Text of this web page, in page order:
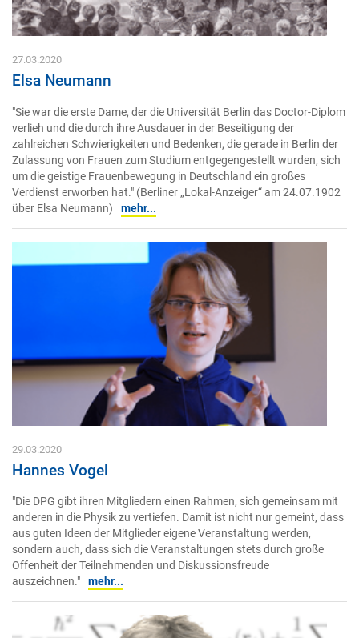
27.03.2020
Elsa Neumann
"Sie war die erste Dame, der die Universität Berlin das Doctor-Diplom
verlieh und die durch ihre Ausdauer in der Beseitigung der
zahlreichen Schwierigkeiten und Bedenken, die gerade in Berlin der
Zulassung von Frauen zum Studium entgegengestellt wurden, sich
um die geistige Frauenbewegung in Deutschland ein großes
Verdienst erworben hat." (Berliner „Lokal-Anzeiger“ am 24.07.1902
über Elsa Neumann)
mehr...
29.03.2020
Hannes Vogel
"Die DPG gibt ihren Mitgliedern einen Rahmen, sich gemeinsam mit
anderen in die Physik zu vertiefen. Damit ist nicht nur gemeint, dass
aus guten Ideen der Mitglieder eigene Veranstaltung werden,
sondern auch, dass sich die Veranstaltungen stets durch große
Offenheit der Teilnehmenden und Diskussionsfreude
auszeichnen." mehr...